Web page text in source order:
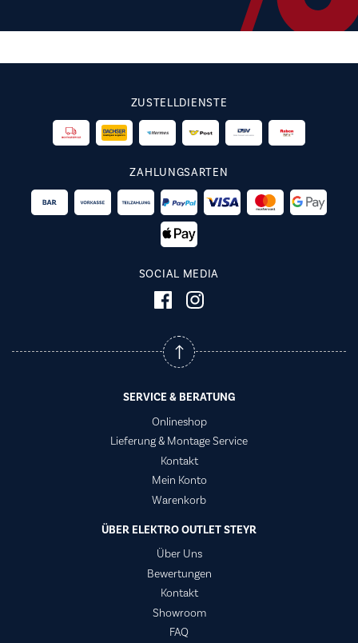
ZUSTELLDIENSTE
ZAHLUNGSARTEN
SOCIAL MEDIA
SERVICE & BERATUNG
Onlineshop
Lieferung & Montage Service
Kontakt
Mein Konto
Warenkorb
ÜBER ELEKTRO OUTLET STEYR
Über Uns
Bewertungen
Kontakt
Showroom
FAQ